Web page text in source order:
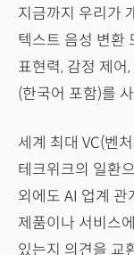
지금까지 우리가
텍스트 음성 변환
표현력, 감정 제어
(한국어 포함)를
세계 최대 VC(벤
테크위크의 일환
외에도 AI 업계 관
제품이나 서비스
있는지 의견을 교